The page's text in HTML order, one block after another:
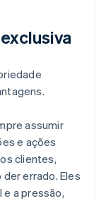
assumir
e ações
clientes,
errado. Eles
a pressão,